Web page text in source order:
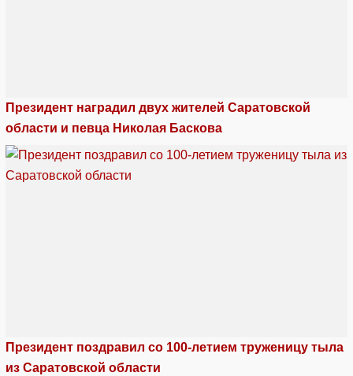
Президент наградил двух жителей Саратовской
области и певца Николая Баскова
Президент поздравил со 100-летием труженицу тыла
из Саратовской области